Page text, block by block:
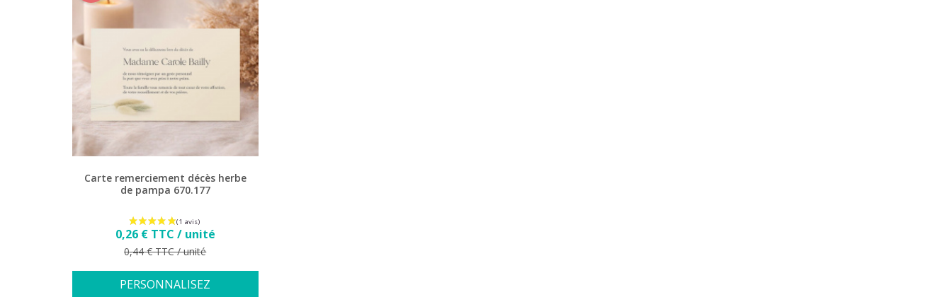
Carte remerciement décès herbe
de pampa 670.177
Prix
0,26 € TTC / unité
Prix de base
0,44 € TTC / unité
PERSONNALISEZ